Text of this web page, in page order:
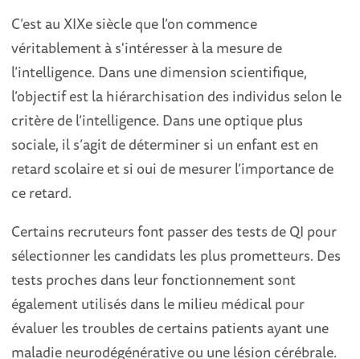
C’est au XIXe siècle que l’on commence
véritablement à s'intéresser à la mesure de
l’intelligence. Dans une dimension scientifique,
l’objectif est la hiérarchisation des individus selon le
critère de l’intelligence. Dans une optique plus
sociale, il s’agit de déterminer si un enfant est en
retard scolaire et si oui de mesurer l’importance de
ce retard.
Certains recruteurs font passer des tests de QI pour
sélectionner les candidats les plus prometteurs. Des
tests proches dans leur fonctionnement sont
également utilisés dans le milieu médical pour
évaluer les troubles de certains patients ayant une
maladie neurodégénérative ou une lésion cérébrale.